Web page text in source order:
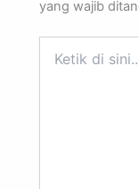
yang wajib